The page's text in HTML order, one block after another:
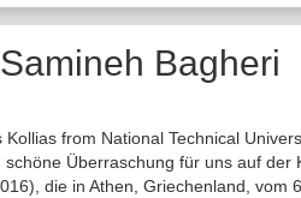
Bagheri
from National Technical
Überraschung für uns auf der
die in Athen, Griechenland, vom